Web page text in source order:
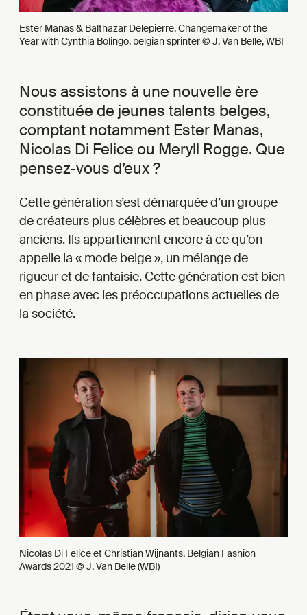
Ester Manas & Balthazar Delepierre, Changemaker of the
Year with Cynthia Bolingo, belgian sprinter © J. Van Belle, WBI
Nous assistons à une nouvelle ère
constituée de jeunes talents belges,
comptant notamment Ester Manas,
Nicolas Di Felice ou Meryll Rogge. Que
pensez-vous d’eux ?
Cette génération s’est démarquée d’un groupe
de créateurs plus célèbres et beaucoup plus
anciens. Ils appartiennent encore à ce qu’on
appelle la « mode belge », un mélange de
rigueur et de fantaisie. Cette génération est bien
en phase avec les préoccupations actuelles de
la société.
Nicolas Di Felice et Christian Wijnants, Belgian Fashion
Awards 2021 © J. Van Belle (WBI)